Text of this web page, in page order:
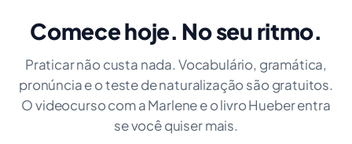
Comece hoje. No seu ritmo.
Praticar não custa nada. Vocabulário, gramática,
pronúncia e o teste de naturalização são gratuitos.
O videocurso com a Marlene e o livro Hueber entra
se você quiser mais.